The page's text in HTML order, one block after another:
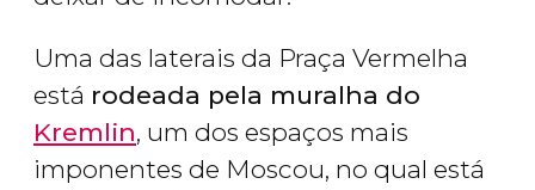
Uma das laterais da Praça Vermelha
está rodeada pela muralha do
Kremlin, um dos espaços mais
imponentes de Moscou, no qual está